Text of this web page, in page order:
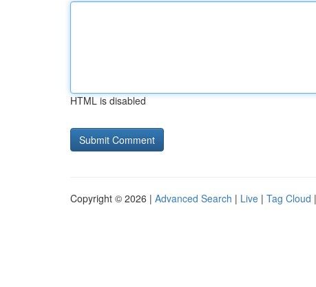
HTML is disabled
Copyright © 2026 | Advanced Search | Live | Tag Cloud |